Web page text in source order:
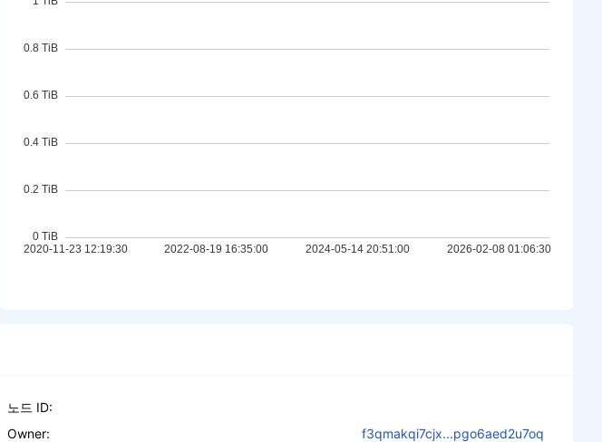
노드 ID:
Owner:
f3qmakqi7cjx...pgo6aed2u7oq